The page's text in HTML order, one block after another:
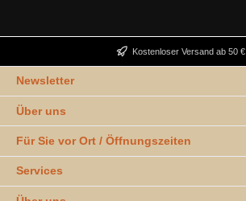
Kostenloser Versand ab 50 €
Newsletter
Über uns
Für Sie vor Ort / Öffnungszeiten
Services